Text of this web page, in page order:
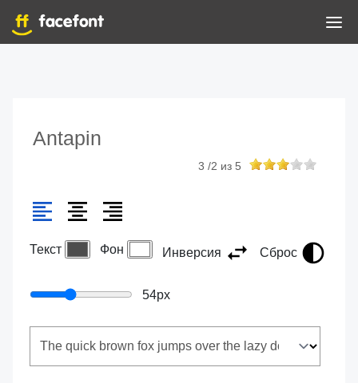
Antapin
3 /2 из 5
Текст Фон Инверсия Сброс
54px